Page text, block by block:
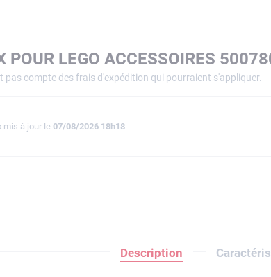
POUR LEGO ACCESSOIRES
pas compte des frais d'expédition qui pourraient s'appliquer.
mis à jour le 07/08/2026 18h18
Description